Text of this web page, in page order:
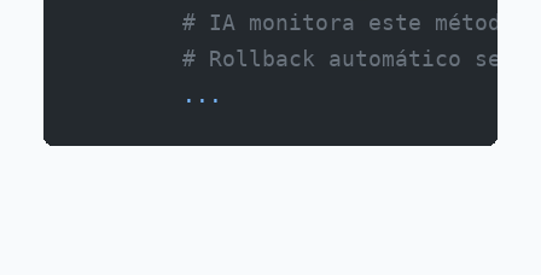
# IA monitora este método
# Rollback automático se
        ...